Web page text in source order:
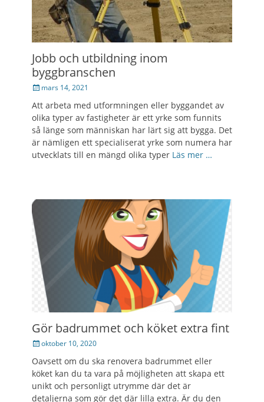
Jobb och utbildning inom
byggbranschen
Posted
mars 14, 2021
Att arbeta med utformningen eller byggandet av
olika typer av fastigheter är ett yrke som funnits
så länge som människan har lärt sig att bygga. Det
är nämligen ett specialiserat yrke som numera har
utvecklats till en mängd olika typer Läs mer …
Gör badrummet och köket extra fint
Posted
oktober 10, 2020
Oavsett om du ska renovera badrummet eller
köket kan du ta vara på möjligheten att skapa ett
unikt och personligt utrymme där det är
detaljerna som gör det där lilla extra. Är du den